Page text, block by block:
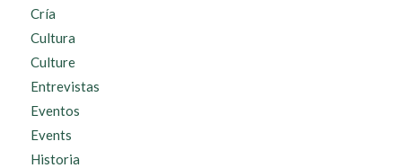
Cría
Cultura
Culture
Entrevistas
Eventos
Events
Historia